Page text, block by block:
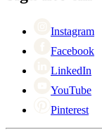
Instagram
Facebook
LinkedIn
YouTube
Pinterest